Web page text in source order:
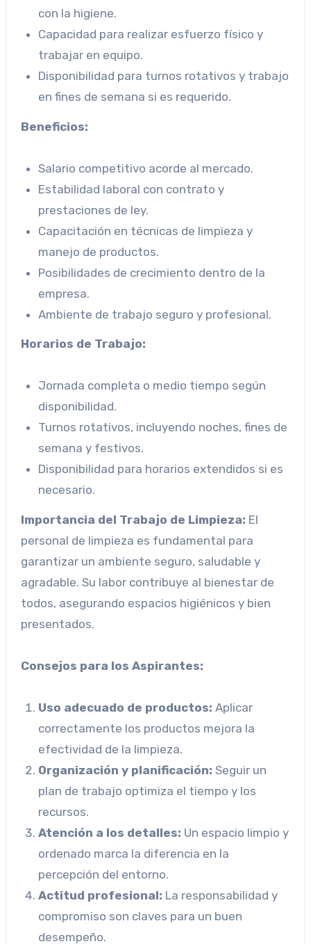
con la higiene.
Capacidad para realizar esfuerzo físico y
trabajar en equipo.
Disponibilidad para turnos rotativos y trabajo
en fines de semana si es requerido.
Beneficios:
Salario competitivo acorde al mercado.
Estabilidad laboral con contrato y
prestaciones de ley.
Capacitación en técnicas de limpieza y
manejo de productos.
Posibilidades de crecimiento dentro de la
empresa.
Ambiente de trabajo seguro y profesional.
Horarios de Trabajo:
Jornada completa o medio tiempo según
disponibilidad.
Turnos rotativos, incluyendo noches, fines de
semana y festivos.
Disponibilidad para horarios extendidos si es
necesario.
Importancia del Trabajo de Limpieza: El
personal de limpieza es fundamental para
garantizar un ambiente seguro, saludable y
agradable. Su labor contribuye al bienestar de
todos, asegurando espacios higiénicos y bien
presentados.
Consejos para los Aspirantes:
Uso adecuado de productos: Aplicar
correctamente los productos mejora la
efectividad de la limpieza.
Organización y planificación: Seguir un
plan de trabajo optimiza el tiempo y los
recursos.
Atención a los detalles: Un espacio limpio y
ordenado marca la diferencia en la
percepción del entorno.
Actitud profesional: La responsabilidad y
compromiso son claves para un buen
desempeño.